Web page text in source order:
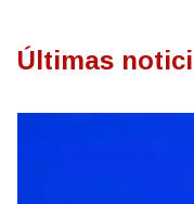
Últimas